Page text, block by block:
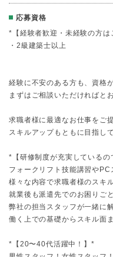
応募資格
*【経験者歓迎・未経験の方
・2級建築士以上
経験に不安のある方も、資格
まずはご相談いただければと
求職者様に最適なお仕事をご
スキルアップもともに目指し
*【研修制度が充実している
フォークリフト技能講習や
様々な内容で求職者様のスキ
就業後も派遣先でのお困りご
弊社の担当スタッフが一緒に
働く上での基礎からスキル面
*【20〜40代活躍中！】*